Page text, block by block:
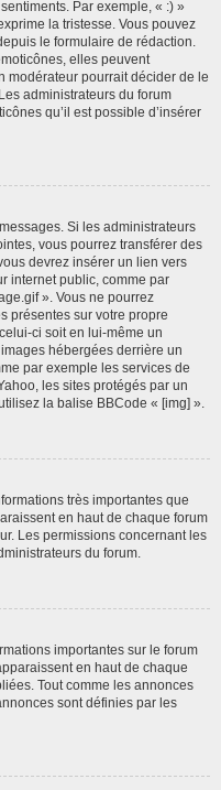
Par exemple, « :) »
la tristesse. Vous pouvez
le formulaire de rédaction.
elles peuvent
modérateur pourrait décider de le
administrateurs du forum
qu’il est possible d’insérer
Si les administrateurs
vous pourrez transférer des
devrez insérer un lien vers
internet public, comme par
». Vous ne pourrez
présentes sur votre propre
ci soit en lui-même un
hébergées derrière un
par exemple les services de
les sites protégés par un
la balise BBCode « [img] ».
très importantes que
en haut de chaque forum
Les permissions concernant les
du forum.
importantes sur le forum
en haut de chaque
Tout comme les annonces
sont définies par les